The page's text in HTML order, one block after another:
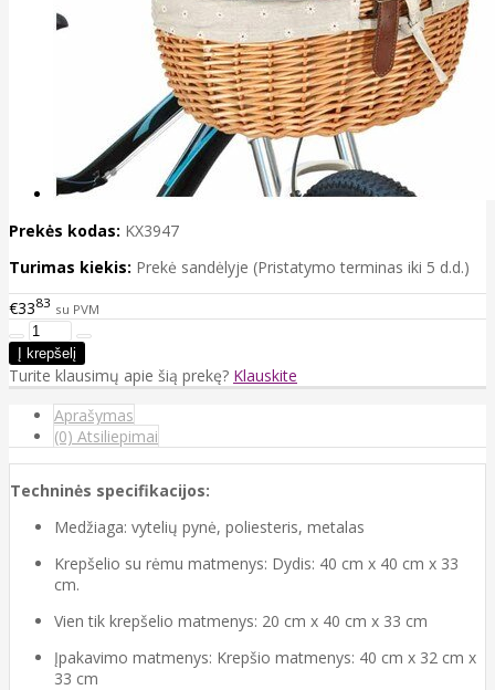
Prekės kodas: KX3947
Turimas kiekis: Prekė sandėlyje (Pristatymo terminas iki 5 d.d.)
€3383 su PVM
Turite klausimų apie šią prekę? Klauskite
Aprašymas
(0) Atsiliepimai
Techninės specifikacijos:
Medžiaga: vytelių pynė, poliesteris, metalas
Krepšelio su rėmu matmenys: Dydis: 40 cm x 40 cm x 33
cm.
Vien tik krepšelio matmenys: 20 cm x 40 cm x 33 cm
Įpakavimo matmenys: Krepšio matmenys: 40 cm x 32 cm x
33 cm